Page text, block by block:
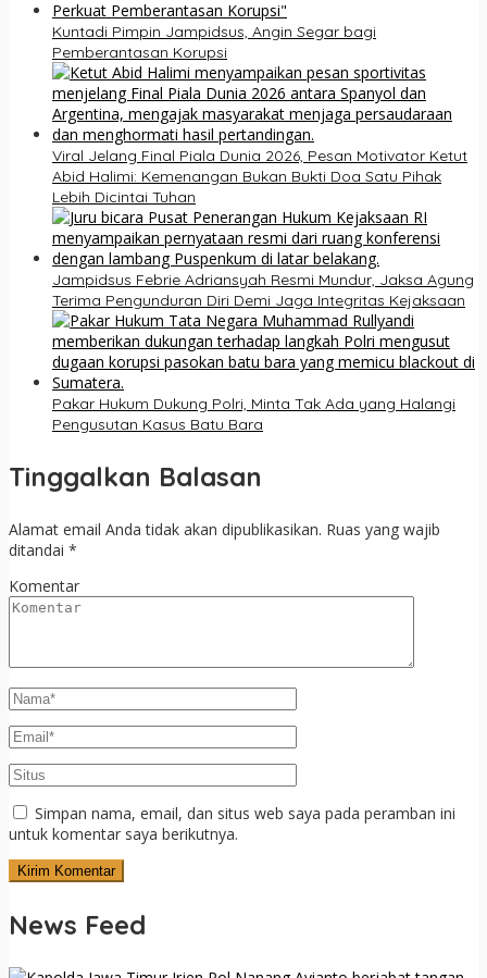
Kuntadi Pimpin Jampidsus, Angin Segar bagi
Pemberantasan Korupsi
Viral Jelang Final Piala Dunia 2026, Pesan Motivator Ketut
Abid Halimi: Kemenangan Bukan Bukti Doa Satu Pihak
Lebih Dicintai Tuhan
Jampidsus Febrie Adriansyah Resmi Mundur, Jaksa Agung
Terima Pengunduran Diri Demi Jaga Integritas Kejaksaan
Pakar Hukum Dukung Polri, Minta Tak Ada yang Halangi
Pengusutan Kasus Batu Bara
Tinggalkan Balasan
Alamat email Anda tidak akan dipublikasikan. Ruas yang wajib
ditandai *
Komentar
Simpan nama, email, dan situs web saya pada peramban ini
untuk komentar saya berikutnya.
News Feed